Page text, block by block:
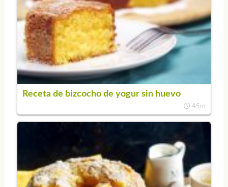
Receta de bizcocho de yogur sin huevo
45m